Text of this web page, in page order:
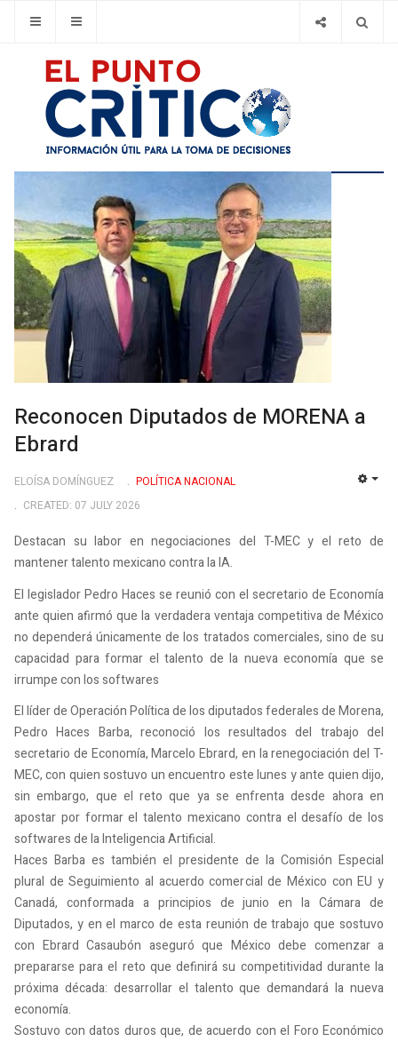
Reconocen Diputados de MORENA a
Ebrard
ELOÍSA DOMÍNGUEZ
POLÍ­TICA NACIONAL
CREATED: 07 JULY 2026
Destacan su labor en negociaciones del T-MEC y el reto de
mantener talento mexicano contra la IA.
El legislador Pedro Haces se reunió con el secretario de Economía
ante quien afirmó que la verdadera ventaja competitiva de México
no dependerá únicamente de los tratados comerciales, sino de su
capacidad para formar el talento de la nueva economía que se
irrumpe con los softwares
El líder de Operación Política de los diputados federales de Morena,
Pedro Haces Barba, reconoció los resultados del trabajo del
secretario de Economía, Marcelo Ebrard, en la renegociación del T-
MEC, con quien sostuvo un encuentro este lunes y ante quien dijo,
sin embargo, que el reto que ya se enfrenta desde ahora en
apostar por formar el talento mexicano contra el desafío de los
softwares de la Inteligencia Artificial.
Haces Barba es también el presidente de la Comisión Especial
plural de Seguimiento al acuerdo comercial de México con EU y
Canadá, conformada a principios de junio en la Cámara de
Diputados, y en el marco de esta reunión de trabajo que sostuvo
con Ebrard Casaubón aseguró que México debe comenzar a
prepararse para el reto que definirá su competitividad durante la
próxima década: desarrollar el talento que demandará la nueva
economía.
Sostuvo con datos duros que, de acuerdo con el Foro Económico